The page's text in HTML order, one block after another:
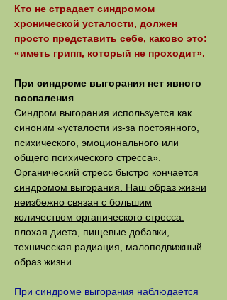
Кто не страдает синдромом
хронической усталости, должен
просто представить себе, каково это:
«иметь грипп, который не проходит».
При синдроме выгорания нет явного
воспаления
Синдром выгорания используется как
синоним «усталости из-за постоянного,
психического, эмоционального или
общего психического стресса».
Органический стресс быстро кончается
синдромом выгорания. Наш образ жизни
неизбежно связан с большим
количеством органического стресса:
плохая диета, пищевые добавки,
техническая радиация, малоподвижный
образ жизни.
При синдроме выгорания наблюдается